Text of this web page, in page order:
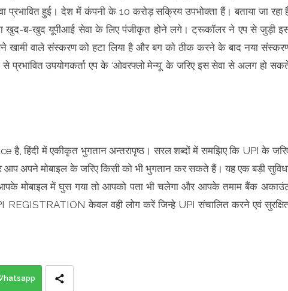
प्रभावित हुई। देश में कंपनी के 10 करोड़ सक्रिय उपभोक्ता हैं। बताया जा रहा
खुद-ब-खुद यूपीआई सेवा के लिए पंजीकृत होने लगे। ट्रूकॉलर ने एप से जुड़ी
खामी वाले संस्करण को हटा लिया है और बग को ठीक करने के बाद नया
प्रभावित उपयोगकर्ता एप के ‘ओवरफ्लो मेन्यू’ के जरिए इस सेवा से अलग हो
हिंदी में एकीकृत भुगतान अन्तरापृष्ठ। सरल शब्दों में समझिए कि UPI के
अपने मोबाइल के जरिए किसी को भी भुगतान कर सकते हैं। यह एक बड़ी
मोबाइल में घुस गया तो आपको पता भी चलेगा और आपके तमाम बैंक
REGISTRATION केवल वही लोग करें जिन्हे UPI संचालित करने एवं